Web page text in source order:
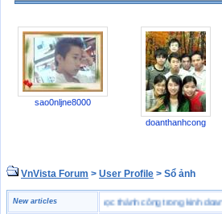
sao0nljne8000
doanthanhcong
VnVista Forum > User Profile > Sổ ảnh
New articles
của Microsoft 4 bài học thành công trong